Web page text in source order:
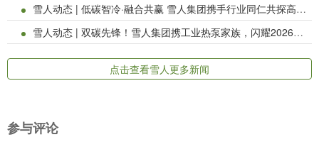
雪人动态 | 低碳智冷·融合共赢 雪人集团携手行业同仁共探高质量发展新路径
雪人动态 | 双碳先锋！雪人集团携工业热泵家族，闪耀2026中国高温及工业热泵创新发展论坛
点击查看雪人更多新闻
参与评论